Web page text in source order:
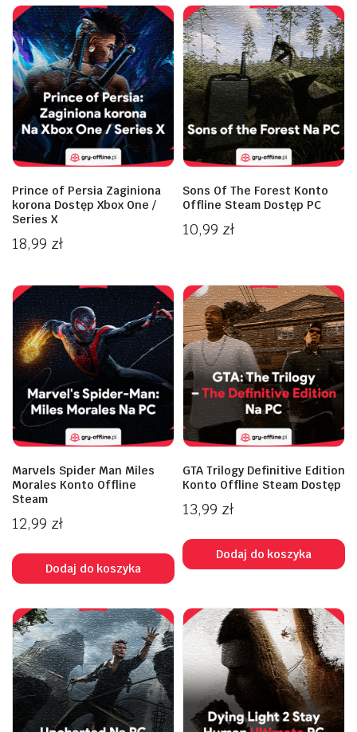
Prince of Persia Zaginiona
korona Dostęp Xbox One /
Series X
18,99 zł
Sons Of The Forest Konto
Offline Steam Dostęp PC
10,99 zł
Marvels Spider Man Miles
Morales Konto Offline
Steam
12,99 zł
Dodaj do koszyka
GTA Trilogy Definitive Edition
Konto Offline Steam Dostęp
13,99 zł
Dodaj do koszyka